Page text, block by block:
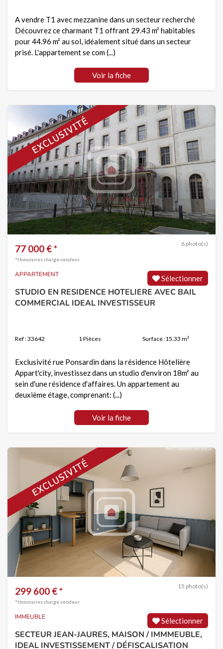
A vendre T1 avec mezzanine dans un secteur recherché
Découvrez ce charmant T1 offrant 29.43 m² habitables
pour 44.96 m² au sol, idéalement situé dans un secteur
prisé. L'appartement se com (...)
Voir la fiche
6 photo(s)
77 000 € *
*Honoraires charge vendeur
Sélectionner
APPARTEMENT
STUDIO EN RESIDENCE HOTELIERE AVEC BAIL
COMMERCIAL IDEAL INVESTISSEUR
Ref : 33642 1 Pièces Surface :15.33 m²
Exclusivité rue Ponsardin dans la résidence Hôtelière
Appart'city, investissez dans un studio d'environ 18m² au
sein d'une résidence d'affaires. Un appartement au
deuxième étage, comprenant: (...)
Voir la fiche
15 photo(s)
299 600 € *
*Honoraires charge vendeur
Sélectionner
IMMEUBLE
SECTEUR JEAN-JAURES, MAISON / IMMMEUBLE,
IDEAL INVESTISSEMENT / DÉFISCALISATION